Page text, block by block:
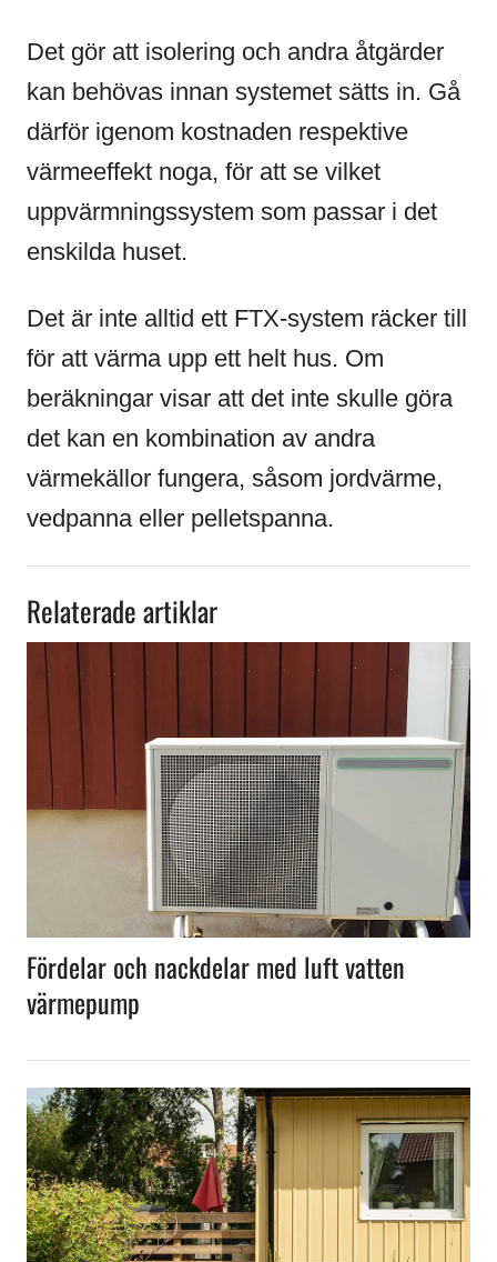
Det gör att isolering och andra åtgärder
kan behövas innan systemet sätts in. Gå
därför igenom kostnaden respektive
värmeeffekt noga, för att se vilket
uppvärmningssystem som passar i det
enskilda huset.
Det är inte alltid ett FTX-system räcker till
för att värma upp ett helt hus. Om
beräkningar visar att det inte skulle göra
det kan en kombination av andra
värmekällor fungera, såsom jordvärme,
vedpanna eller pelletspanna.
Relaterade artiklar
Fördelar och nackdelar med luft vatten
värmepump